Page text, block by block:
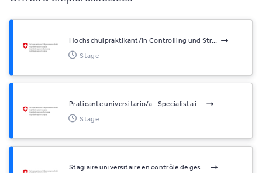
Hochschulpraktikant/in Controlling und Str...
Stage
Praticante universitario/a - Specialista i...
Stage
Stagiaire universitaire en contrôle de ges...